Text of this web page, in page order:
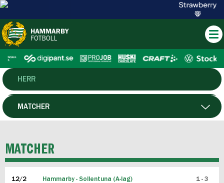
HERR
DAM
P19
MATCHER
MATCHER
12/2 Hammarby - Sollentuna (A-lag) 1 - 3